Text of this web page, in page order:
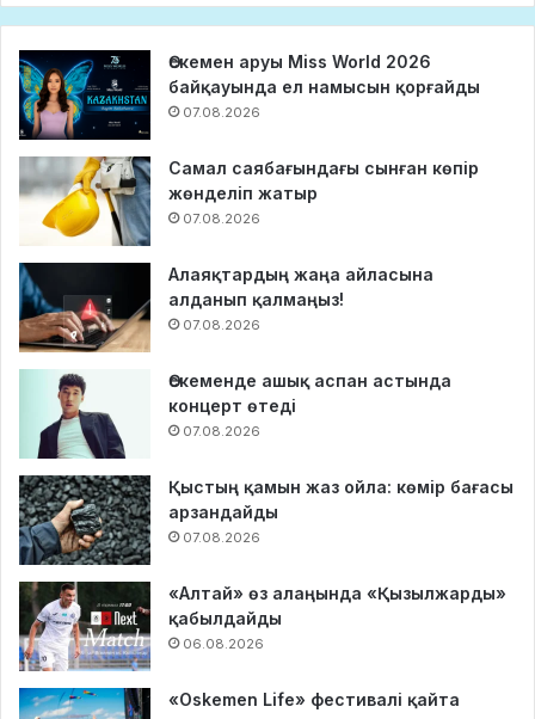
Өскемен аруы Miss World 2026
байқауында ел намысын қорғайды
07.08.2026
Самал саябағындағы сынған көпір
жөнделіп жатыр
07.08.2026
Алаяқтардың жаңа айласына
алданып қалмаңыз!
07.08.2026
Өскеменде ашық аспан астында
концерт өтеді
07.08.2026
Қыстың қамын жаз ойла: көмір бағасы
арзандайды
07.08.2026
«Алтай» өз алаңында «Қызылжарды»
қабылдайды
06.08.2026
«Oskemen Life» фестивалі қайта